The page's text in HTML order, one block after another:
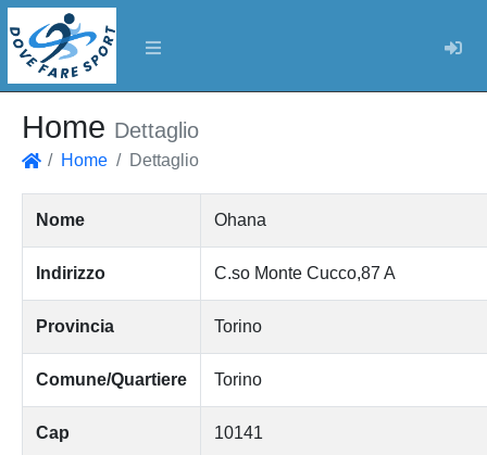
Home Dettaglio
Home Dettaglio
Nome Ohana
Indirizzo C.so Monte Cucco,87 A
Provincia Torino
Comune/Quartiere Torino
Cap 10141